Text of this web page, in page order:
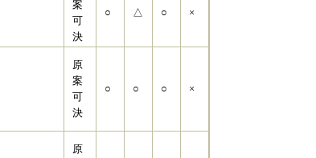
案
可
決
○ △ ○ ×
原
案
可
決
○ ○ ○ ×
原